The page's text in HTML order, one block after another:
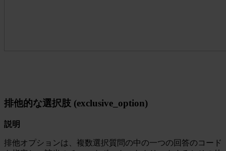
排他的な選択肢 (exclusive_option)
説明
排他オプションは、複数選択質問の中の一つの回答のコード